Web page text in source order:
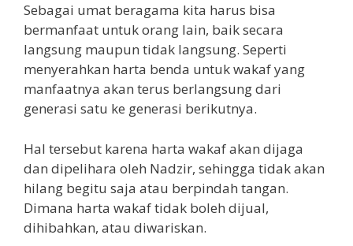
Sebagai umat beragama kita harus bisa
bermanfaat untuk orang lain, baik secara
langsung maupun tidak langsung. Seperti
menyerahkan harta benda untuk wakaf yang
manfaatnya akan terus berlangsung dari
generasi satu ke generasi berikutnya.
Hal tersebut karena harta wakaf akan dijaga
dan dipelihara oleh Nadzir, sehingga tidak akan
hilang begitu saja atau berpindah tangan.
Dimana harta wakaf tidak boleh dijual,
dihibahkan, atau diwariskan.